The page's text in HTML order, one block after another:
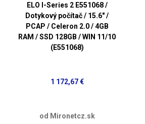
ELO I-Series 2 E551068 /
Dotykový počítač / 15.6" /
PCAP / Celeron 2.0 / 4GB
RAM / SSD 128GB / WIN 11/10
(E551068)
1 172,67 €
od Mironetcz.sk